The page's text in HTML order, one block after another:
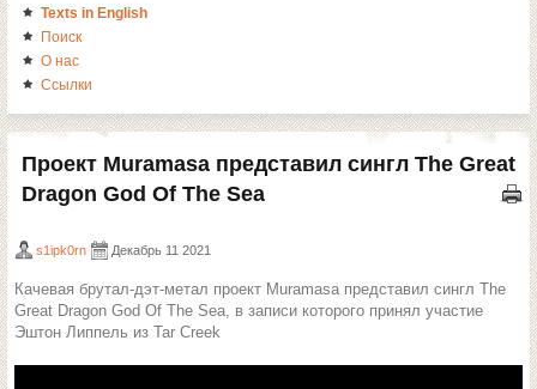
Texts in English
Поиск
О нас
Ссылки
Проект Muramasa представил сингл The Great
Dragon God Of The Sea
s1ipk0rn Декабрь 11 2021
Качевая брутал-дэт-метал проект Muramasa представил сингл The
Great Dragon God Of The Sea, в записи которого принял участие
Эштон Липпель из Tar Creek